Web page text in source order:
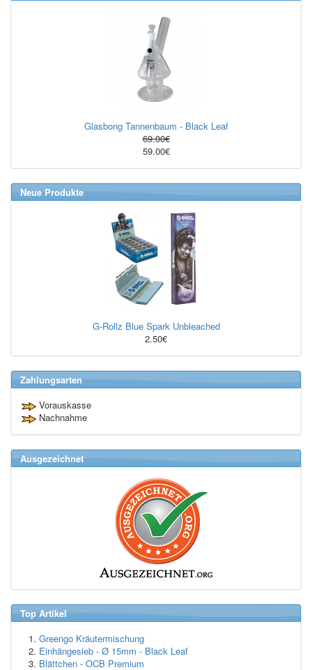
Glasbong Tannenbaum - Black Leaf
69.00€
59.00€
Neue Produkte
G-Rollz Blue Spark Unbleached
2.50€
Zahlungsarten
Vorauskasse
Nachnahme
Ausgezeichnet
Top Artikel
Greengo Kräutermischung
Einhängesieb - Ø 15mm - Black Leaf
Blättchen - OCB Premium